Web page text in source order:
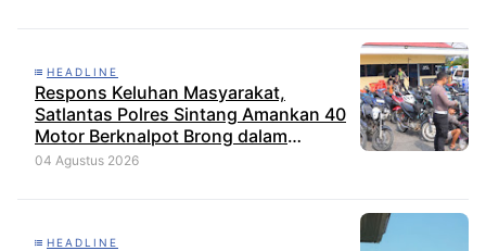
HEADLINE
Respons Keluhan Masyarakat,
Satlantas Polres Sintang Amankan 40
Motor Berknalpot Brong dalam
Strong Point Pagi
04 Agustus 2026
HEADLINE